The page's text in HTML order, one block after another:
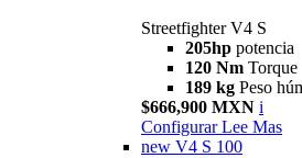
Streetfighter V4 S
205hp potencia
120 Nm Torque
189 kg Peso
$666,900 MXN i
Configurar Lee Mas
new V4 S 100